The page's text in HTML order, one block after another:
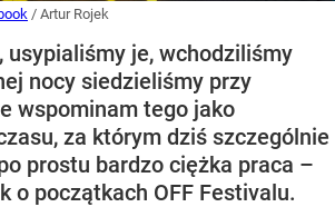
/ Artur Rojek
usypialiśmy je, wchodziliśmy
nocy siedzieliśmy przy
wspominam tego jako
za którym dziś szczególnie
prostu bardzo ciężka praca –
o początkach OFF Festivalu.